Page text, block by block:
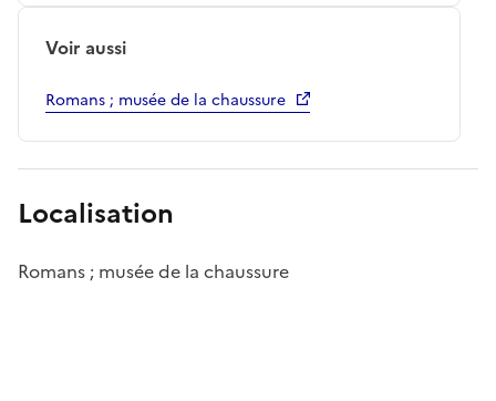
Voir aussi
Romans ; musée de la chaussure
Localisation
Romans ; musée de la chaussure